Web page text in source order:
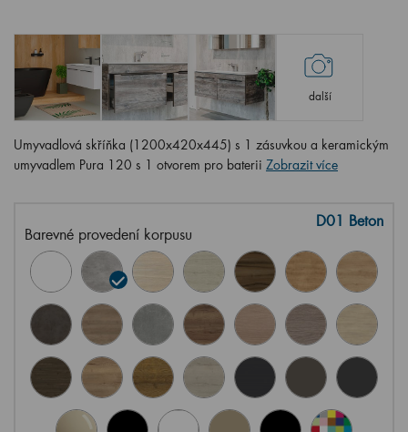
další
Umyvadlová skříňka (1200x420x445) s 1 zásuvkou a keramickým
umyvadlem Pura 120 s 1 otvorem pro baterii Zobrazit více
Barevné provedení korpusu
D01 Beton